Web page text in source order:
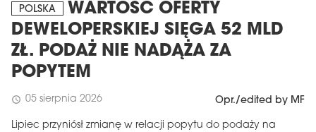
POLSKA
WARTOŚĆ OFERTY
DEWELOPERSKIEJ SIĘGA 52 MLD
ZŁ. PODAŻ NIE NADĄŻA ZA
POPYTEM
schedule 05 sierpnia 2026 Opr./edited by MF
Lipiec przyniósł zmianę w relacji popytu do podaży na
MAGAZYN
Wydanie 6 (308)
CZERWIEC 2026